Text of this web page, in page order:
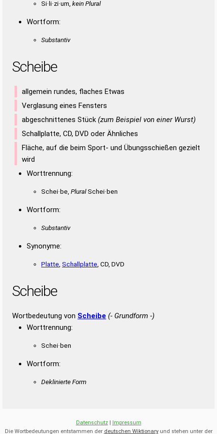
Si·li·zi·um, kein Plural
Wortform:
Substantiv
Scheibe
allgemein rundes, flaches Etwas
Verglasung eines Fensters
abgeschnittenes Stück (zum Beispiel von einer Wurst)
Schallplatte, CD, DVD oder Ähnliches
Fläche, auf die beim Sport- und Übungsschießen gezielt
wird
Worttrennung:
Schei·be, PluralSchei·ben
Wortform:
Substantiv
Synonyme:
Platte Schallplatte , CD, DVD
Scheibe
Wortbedeutung von Scheibe (- Grundform -)
Worttrennung:
Schei·ben
Wortform:
Deklinierte Form
Datenschutz| Impressum
Die Wortbedeutungen entstammen der deutschen Wiktionaryund stehen unter der